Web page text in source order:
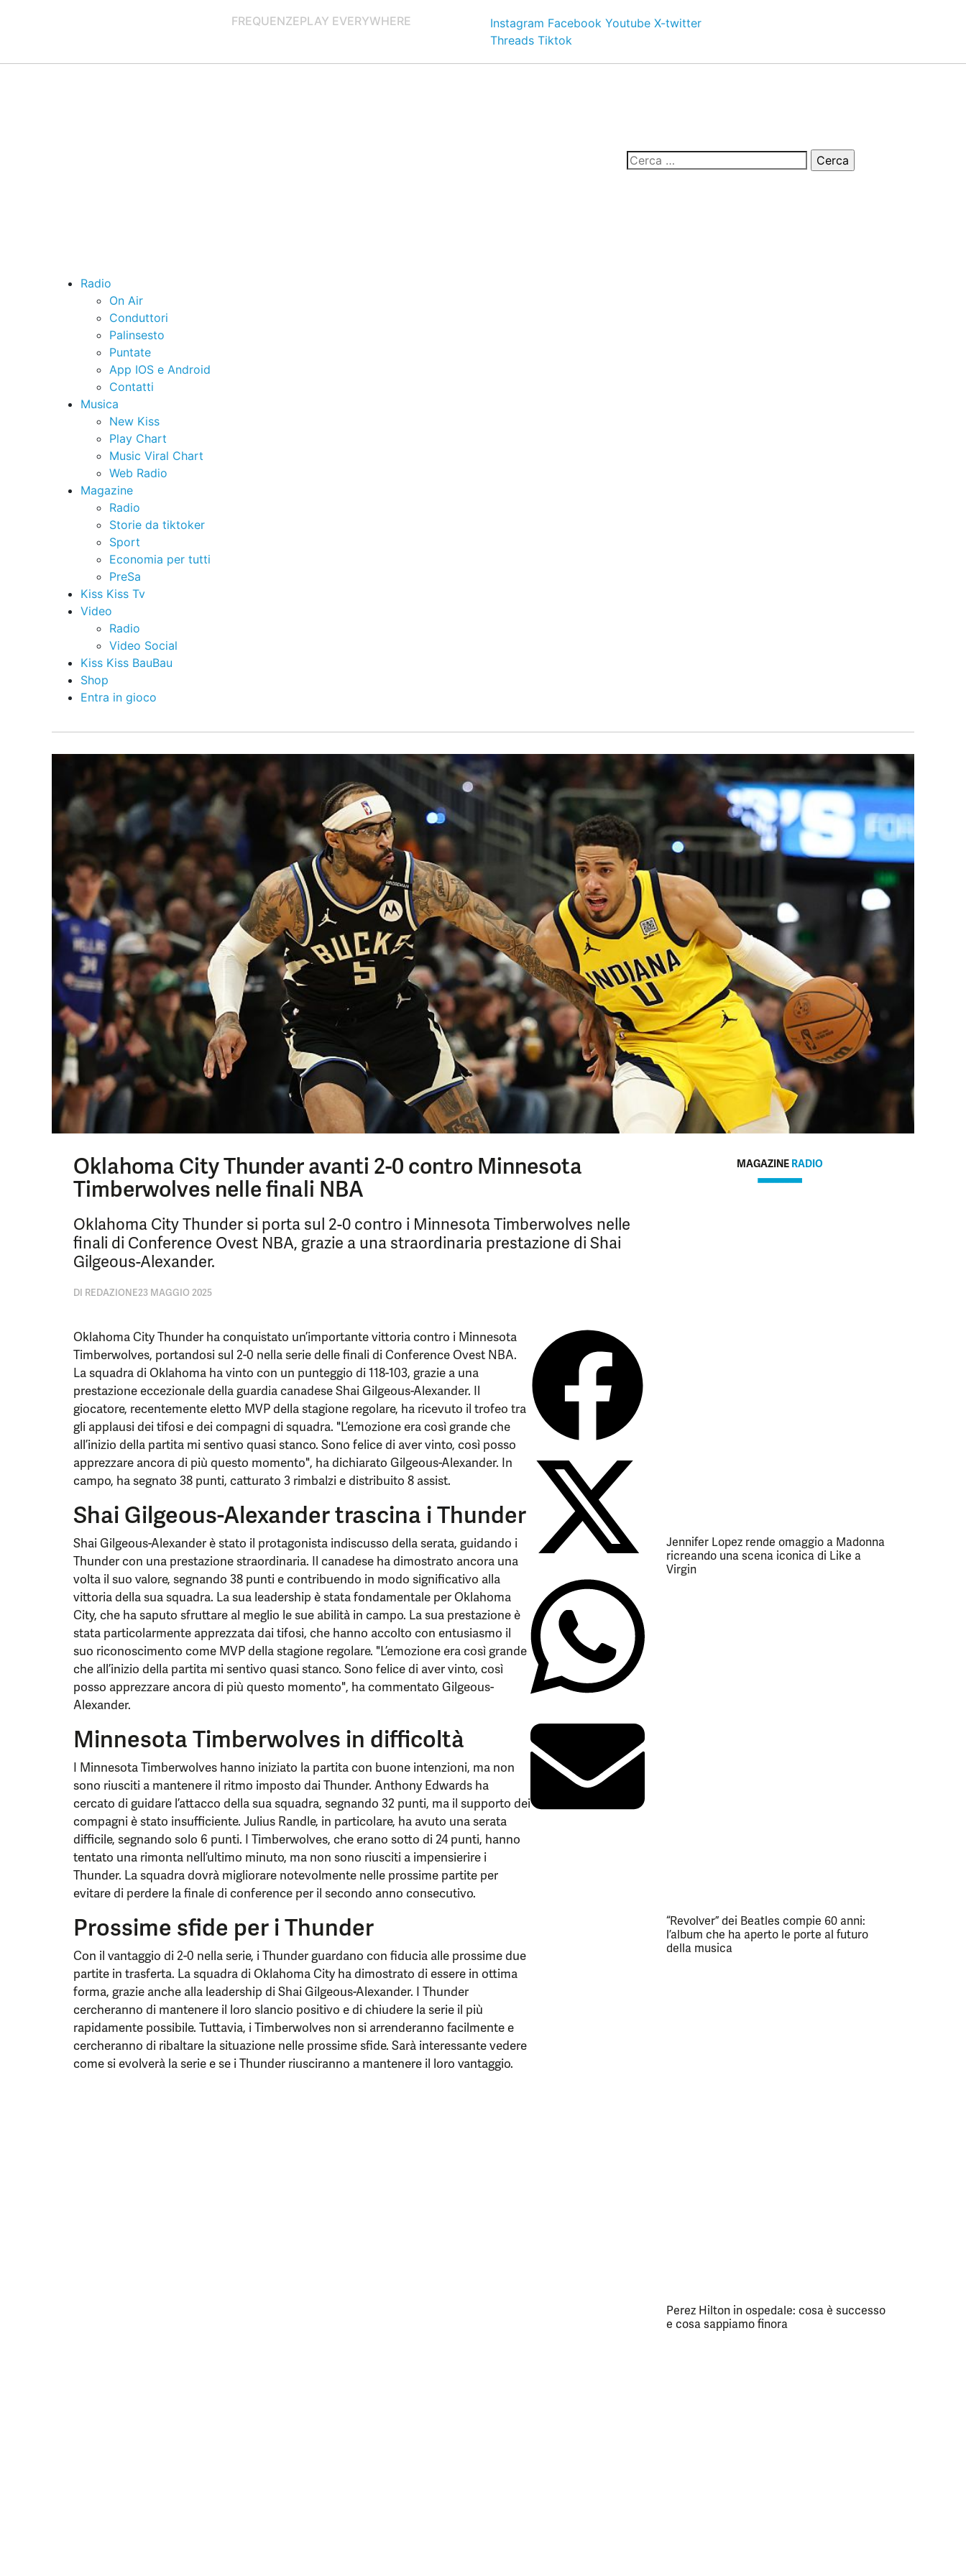
FREQUENZEPLAY EVERYWHERE Instagram Facebook Youtube X-twitter
Threads Tiktok
Radio
On Air
Conduttori
Palinsesto
Puntate
App IOS e Android
Contatti
Musica
New Kiss
Play Chart
Music Viral Chart
Web Radio
Magazine
Radio
Storie da tiktoker
Sport
Economia per tutti
PreSa
Kiss Kiss Tv
Video
Radio
Video Social
Kiss Kiss BauBau
Shop
Entra in gioco
Oklahoma City Thunder avanti 2-0 contro Minnesota
Timberwolves nelle finali NBA
Oklahoma City Thunder si porta sul 2-0 contro i Minnesota Timberwolves nelle
finali di Conference Ovest NBA, grazie a una straordinaria prestazione di Shai
Gilgeous-Alexander.
DI REDAZIONE23 MAGGIO 2025
Oklahoma City Thunder ha conquistato un’importante vittoria contro i Minnesota
Timberwolves, portandosi sul 2-0 nella serie delle finali di Conference Ovest NBA.
La squadra di Oklahoma ha vinto con un punteggio di 118-103, grazie a una
prestazione eccezionale della guardia canadese Shai Gilgeous-Alexander. Il
giocatore, recentemente eletto MVP della stagione regolare, ha ricevuto il trofeo tra
gli applausi dei tifosi e dei compagni di squadra. "L’emozione era così grande che
all’inizio della partita mi sentivo quasi stanco. Sono felice di aver vinto, così posso
apprezzare ancora di più questo momento", ha dichiarato Gilgeous-Alexander. In
campo, ha segnato 38 punti, catturato 3 rimbalzi e distribuito 8 assist.
Shai Gilgeous-Alexander trascina i Thunder
Shai Gilgeous-Alexander è stato il protagonista indiscusso della serata, guidando i
Thunder con una prestazione straordinaria. Il canadese ha dimostrato ancora una
volta il suo valore, segnando 38 punti e contribuendo in modo significativo alla
vittoria della sua squadra. La sua leadership è stata fondamentale per Oklahoma
City, che ha saputo sfruttare al meglio le sue abilità in campo. La sua prestazione è
stata particolarmente apprezzata dai tifosi, che hanno accolto con entusiasmo il
suo riconoscimento come MVP della stagione regolare. "L’emozione era così grande
che all’inizio della partita mi sentivo quasi stanco. Sono felice di aver vinto, così
posso apprezzare ancora di più questo momento", ha commentato Gilgeous-
Alexander.
Minnesota Timberwolves in difficoltà
I Minnesota Timberwolves hanno iniziato la partita con buone intenzioni, ma non
sono riusciti a mantenere il ritmo imposto dai Thunder. Anthony Edwards ha
cercato di guidare l’attacco della sua squadra, segnando 32 punti, ma il supporto dei
compagni è stato insufficiente. Julius Randle, in particolare, ha avuto una serata
difficile, segnando solo 6 punti. I Timberwolves, che erano sotto di 24 punti, hanno
tentato una rimonta nell’ultimo minuto, ma non sono riusciti a impensierire i
Thunder. La squadra dovrà migliorare notevolmente nelle prossime partite per
evitare di perdere la finale di conference per il secondo anno consecutivo.
Prossime sfide per i Thunder
Con il vantaggio di 2-0 nella serie, i Thunder guardano con fiducia alle prossime due
partite in trasferta. La squadra di Oklahoma City ha dimostrato di essere in ottima
forma, grazie anche alla leadership di Shai Gilgeous-Alexander. I Thunder
cercheranno di mantenere il loro slancio positivo e di chiudere la serie il più
rapidamente possibile. Tuttavia, i Timberwolves non si arrenderanno facilmente e
cercheranno di ribaltare la situazione nelle prossime sfide. Sarà interessante vedere
come si evolverà la serie e se i Thunder riusciranno a mantenere il loro vantaggio.
MAGAZINE RADIO
Jennifer Lopez rende omaggio a Madonna
ricreando una scena iconica di Like a
Virgin
“Revolver” dei Beatles compie 60 anni:
l’album che ha aperto le porte al futuro
della musica
Perez Hilton in ospedale: cosa è successo
e cosa sappiamo finora